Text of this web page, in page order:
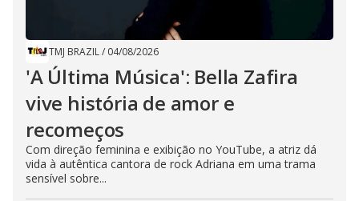
TMJ BRAZIL/ 04/08/2026
'A Última Música': Bella Zafira
vive história de amor e
recomeços
Com direção feminina e exibição no YouTube, a atriz dá
vida à autêntica cantora de rock Adriana em uma trama
sensível sobre...